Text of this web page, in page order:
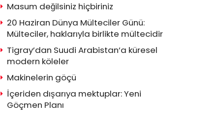
Masum değilsiniz hiçbiriniz
20 Haziran Dünya Mülteciler Günü:
Mülteciler, haklarıyla birlikte mültecidir
Tigray’dan Suudi Arabistan’a küresel
modern köleler
Makinelerin göçü
İçeriden dışarıya mektuplar: Yeni
Göçmen Planı